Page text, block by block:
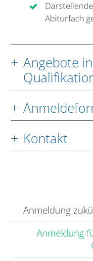
Abiturfach
Angebote
Kontakt
Anmeldung
Anmeldung